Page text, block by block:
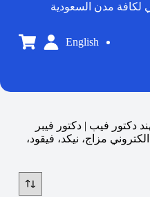
مدن السعودية
English
دكتور فيب | دكتور فيبر
مزاج، نيكد، فيقود،